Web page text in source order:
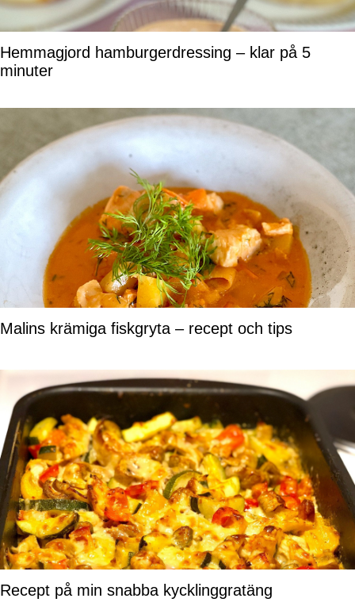
Hemmagjord hamburgerdressing – klar på 5
minuter
Malins krämiga fiskgryta – recept och tips
Recept på min snabba kycklinggratäng